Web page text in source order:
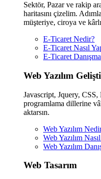
Sektör, Pazar ve rakip
haritasını çizelim.
müşteriye, ciroya ve
E-Ticaret Nedir?
E-Ticaret Nasıl
E-Ticaret
Web Yazılım
Javascript, Jquery,
programlama dillerine
aktarsın.
Web Yazılım
Web Yazılım
Web Yazılım
Web Tasarım